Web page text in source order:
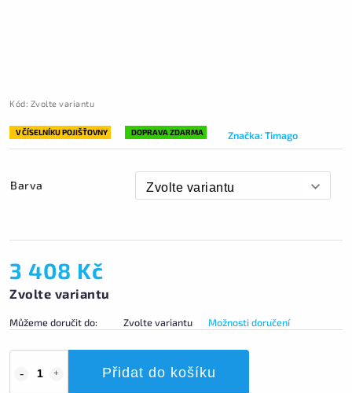
Kód: Zvolte variantu
V ČÍSELNÍKU POJIŠŤOVNY DOPRAVA ZDARMA Značka:Timago
Barva
3 408 Kč
Zvolte variantu
Můžeme doručit do: Zvolte variantu Možnosti doručení
Přidat do košíku